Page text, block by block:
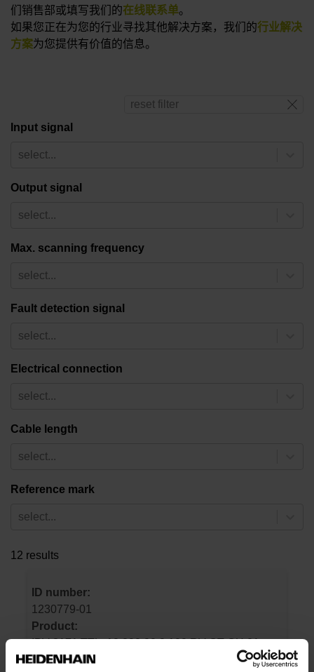
们销售部或填写我们的在线联系单。
如果您正在为您的行业寻找其他解决方案，我们的行业解决
方案为您提供有价值的信息。
reset filter
Input signal
select...
Output signal
select...
Max. scanning frequency
select...
Fault detection signal
select...
Electrical connection
select...
Cable length
select...
Reference mark
select...
12 results
ID number:
1230779-01
Product:
IBV 3171 TTLx10 200.00 0.100 RV OT OH 01
1.00 51B15 AIS015 16.00000 D